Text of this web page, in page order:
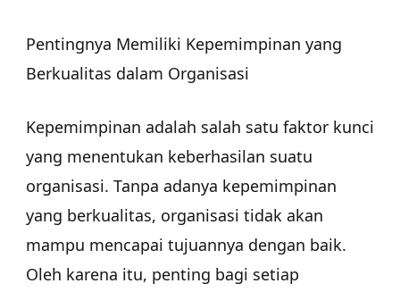
Pentingnya Memiliki Kepemimpinan yang
Berkualitas dalam Organisasi
Kepemimpinan adalah salah satu faktor kunci
yang menentukan keberhasilan suatu
organisasi. Tanpa adanya kepemimpinan
yang berkualitas, organisasi tidak akan
mampu mencapai tujuannya dengan baik.
Oleh karena itu, penting bagi setiap